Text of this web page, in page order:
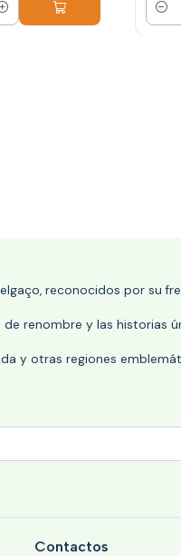
reconocidos por su
renombre y las historias
y otras regiones
Contactos